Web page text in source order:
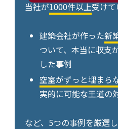
当社が1000件以上受け
建築会社が作った新
ついて、本当に収支
した事例
空室がずっと埋まら
実的に可能な王道の
など、5つの事例を厳選